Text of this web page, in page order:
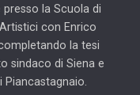
la Scuola di
con Enrico
la tesi
sindaco di Siena e
Piancastagnaio.